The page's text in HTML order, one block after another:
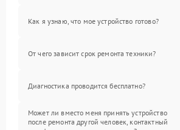
Как я узнаю, что мое устройство готово?
От чего зависит срок ремонта техники?
Диагностика проводится бесплатно?
Может ли вместо меня принять устройство
после ремонта другой человек, контактный